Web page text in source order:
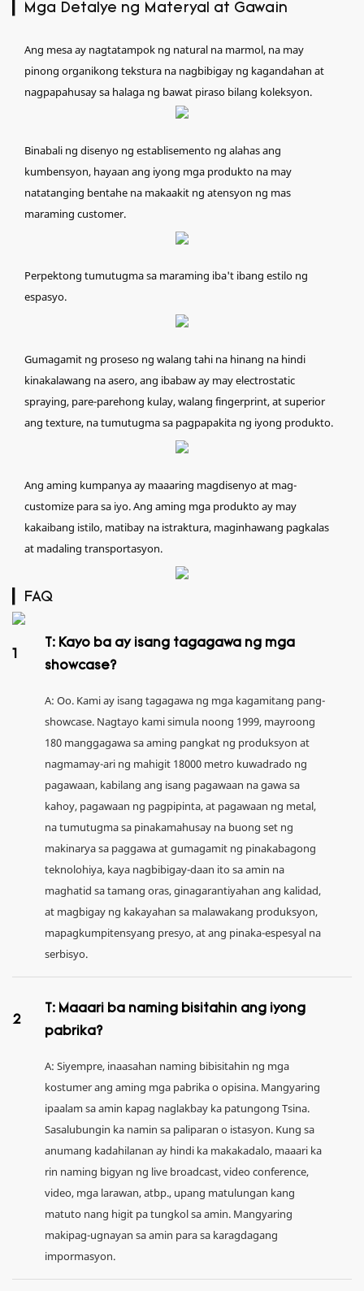
▎Mga Detalye ng Materyal at Gawain
Ang mesa ay nagtatampok ng natural na marmol, na may
pinong organikong tekstura na nagbibigay ng kagandahan at
nagpapahusay sa halaga ng bawat piraso bilang koleksyon.
Binabali ng disenyo ng establisemento ng alahas ang
kumbensyon, hayaan ang iyong mga produkto na may
natatanging bentahe na makaakit ng atensyon ng mas
maraming customer.
Perpektong tumutugma sa maraming iba't ibang estilo ng
espasyo.
Gumagamit ng proseso ng walang tahi na hinang na hindi
kinakalawang na asero, ang ibabaw ay may electrostatic
spraying, pare-parehong kulay, walang fingerprint, at superior
ang texture, na tumutugma sa pagpapakita ng iyong produkto.
Ang aming kumpanya ay maaaring magdisenyo at mag-
customize para sa iyo. Ang aming mga produkto ay may
kakaibang istilo, matibay na istraktura, maginhawang pagkalas
at madaling transportasyon.
▎FAQ
T: Kayo ba ay isang tagagawa ng mga
showcase?
A: Oo. Kami ay isang tagagawa ng mga kagamitang pang-
showcase. Nagtayo kami simula noong 1999, mayroong
180 manggagawa sa aming pangkat ng produksyon at
nagmamay-ari ng mahigit 18000 metro kuwadrado ng
pagawaan, kabilang ang isang pagawaan na gawa sa
kahoy, pagawaan ng pagpipinta, at pagawaan ng metal,
na tumutugma sa pinakamahusay na buong set ng
makinarya sa paggawa at gumagamit ng pinakabagong
teknolohiya, kaya nagbibigay-daan ito sa amin na
maghatid sa tamang oras, ginagarantiyahan ang kalidad,
at magbigay ng kakayahan sa malawakang produksyon,
mapagkumpitensyang presyo, at ang pinaka-espesyal na
serbisyo.
2
T: Maaari ba naming bisitahin ang iyong
pabrika?
A: Siyempre, inaasahan naming bibisitahin ng mga
kostumer ang aming mga pabrika o opisina. Mangyaring
ipaalam sa amin kapag naglakbay ka patungong Tsina.
Sasalubungin ka namin sa paliparan o istasyon. Kung sa
anumang kadahilanan ay hindi ka makakadalo, maaari ka
rin naming bigyan ng live broadcast, video conference,
video, mga larawan, atbp., upang matulungan kang
matuto nang higit pa tungkol sa amin. Mangyaring
makipag-ugnayan sa amin para sa karagdagang
impormasyon.